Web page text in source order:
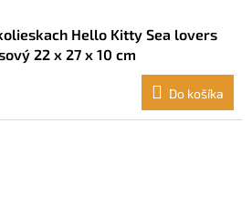
Hello Kitty Sea lovers
22 x 27 x 10 cm
Do košíka